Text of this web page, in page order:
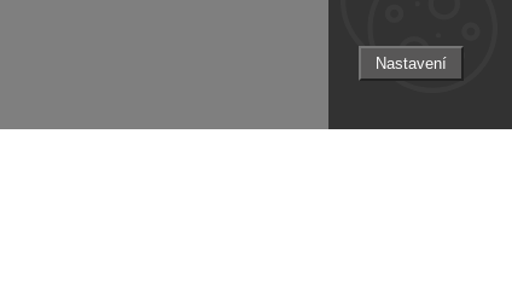
Nastavení